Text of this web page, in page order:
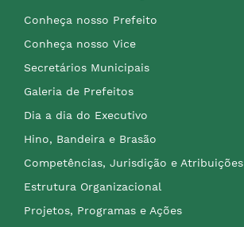
Conheça nosso Prefeito
Conheça nosso Vice
Secretários Municipais
Galeria de Prefeitos
Dia a dia do Executivo
Hino, Bandeira e Brasão
Competências, Jurisdição e Atribuições
Estrutura Organizacional
Projetos, Programas e Ações